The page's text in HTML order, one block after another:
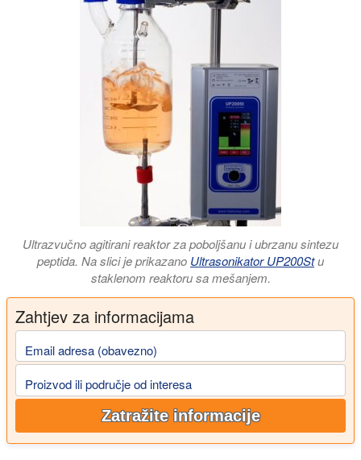
Ultrazvučno agitirani reaktor za poboljšanu i ubrzanu sintezu
peptida. Na slici je prikazano Ultrasonikator UP200Stu
staklenom reaktoru sa mešanjem.
Zahtjev za informacijama
Email adresa (obavezno)
Proizvod ili područje od interesa
Zatražite informacije